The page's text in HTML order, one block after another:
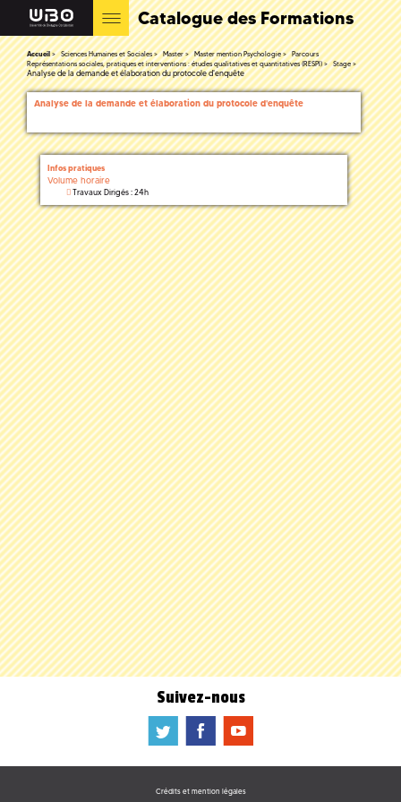
Catalogue des Formations
Accueil Sciences Humaines et Sociales Master Master mention Psychologie
Parcours
Représentations sociales, pratiques et interventions : études qualitatives et quantitatives (RESPI)
Stage
Analyse de la demande et élaboration du protocole d'enquête
Analyse de la demande et élaboration du protocole d'enquête
Infos pratiques
Volume horaire
Travaux Dirigés : 24h
Suivez-nous
a b f
Crédits et mention légales